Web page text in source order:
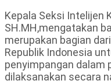
Kepala Seksi Intelijen
SH.MH,mengatakan
merupakan bagian
Republik Indonesia
penyimpangan dalam
dilaksanakan secara